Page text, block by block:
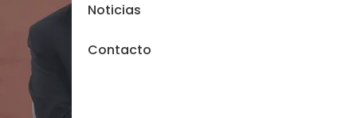
Noticias
Contacto